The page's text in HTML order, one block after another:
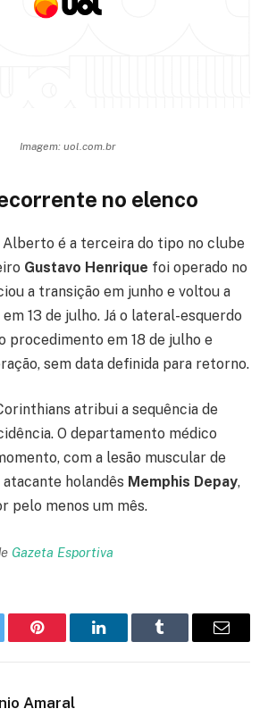
Imagem: uol.com.br
no elenco
Alberto é a terceira do tipo no clube
Gustavo Henrique foi operado no
a transição em junho e voltou a
13 de julho. Já o lateral-esquerdo
procedimento em 18 de julho e
sem data definida para retorno.
atribui a sequência de
O departamento médico
com a lesão muscular de
atacante holandês Memphis Depay,
pelo menos um mês.
Gazeta Esportiva
Pinterest LinkedInTumblr Email
Amaral